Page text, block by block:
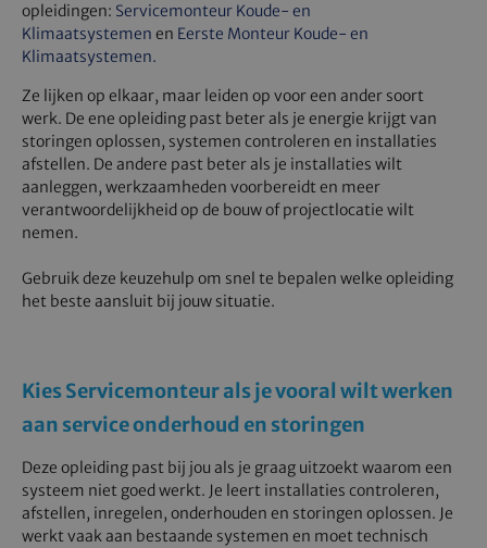
opleidingen: Servicemonteur Koude- en
Klimaatsystemen en Eerste Monteur Koude- en
Klimaatsystemen.
Ze lijken op elkaar, maar leiden op voor een ander soort
werk. De ene opleiding past beter als je energie krijgt van
storingen oplossen, systemen controleren en installaties
afstellen. De andere past beter als je installaties wilt
aanleggen, werkzaamheden voorbereidt en meer
verantwoordelijkheid op de bouw of projectlocatie wilt
nemen.
Gebruik deze keuzehulp om snel te bepalen welke opleiding
het beste aansluit bij jouw situatie.
Kies Servicemonteur als je vooral wilt werken
aan service onderhoud en storingen
Deze opleiding past bij jou als je graag uitzoekt waarom een
systeem niet goed werkt. Je leert installaties controleren,
afstellen, inregelen, onderhouden en storingen oplossen. Je
werkt vaak aan bestaande systemen en moet technisch